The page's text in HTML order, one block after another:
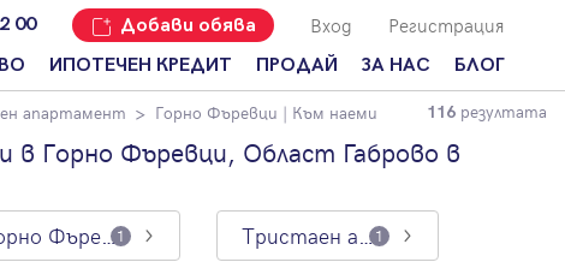
00 Добави обява Вход Регистрация
ИПОТЕЧЕН КРЕДИТ ПРОДАЙ
Добави
имот с
Адрес?
ЗА НАС
Наши офиси
Кариери
Кои сме ние?
Мениджмънт
БЛОГ
За продавачи
За купувачи
Ипотечно
апартамент Горно Фъревци | Към наеми 116 резултата
Горно Фъревци, Област Габрово в
Горно Фъревци1 Тристаен апартамент1